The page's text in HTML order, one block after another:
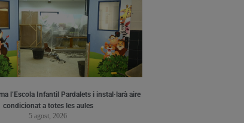
l’Escola Infantil Pardalets i instal·larà aire
condicionat a totes les aules
5 agost, 2026